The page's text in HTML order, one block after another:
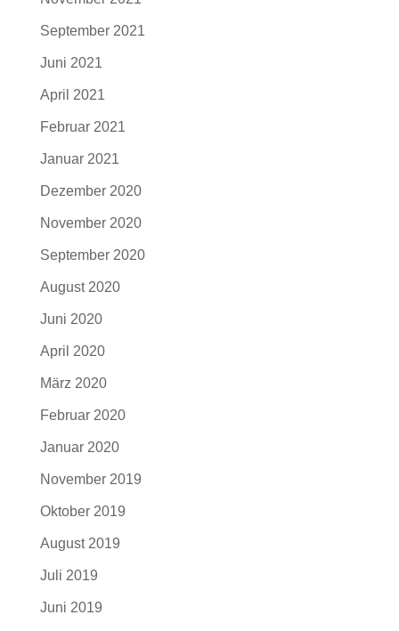
September 2021
Juni 2021
April 2021
Februar 2021
Januar 2021
Dezember 2020
November 2020
September 2020
August 2020
Juni 2020
April 2020
März 2020
Februar 2020
Januar 2020
November 2019
Oktober 2019
August 2019
Juli 2019
Juni 2019